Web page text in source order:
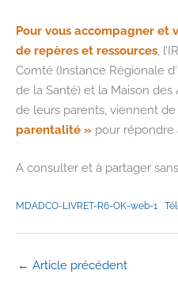
Pour vous accompagner et
de repères et ressources ,
Comté (Instance Régionale
de la Santé) et la Maison
de leurs parents, viennent
parentalité » pour répondre
A consulter et à partager
MDADCO-LIVRET-R6-OK-web-1
← Article précédent